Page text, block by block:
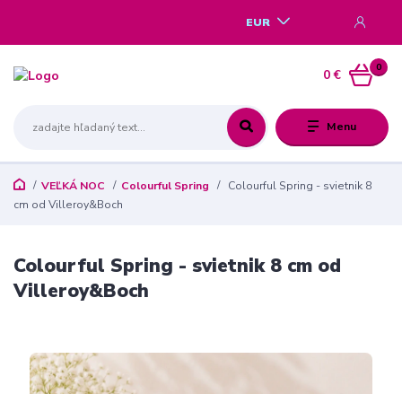
Menu
EUR
0
0 €
VEĽKÁ NOC Colourful Spring
Colourful Spring - svietnik 8
cm od Villeroy&Boch
Colourful Spring - svietnik 8 cm od
Villeroy&Boch